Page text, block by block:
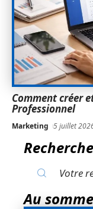
Comment créer
Professionnel
Marketing 5 juillet
Recherche
Au